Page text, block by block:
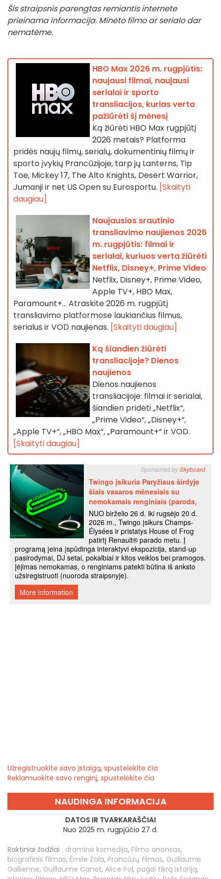
Šis straipsnis parengtas remiantis internete
prieinama informacija. Minėto filmo ar serialo dar
nematėme.
HBO Max 2026 m. rugpjūtis:
naujausi filmai, naujausi
serialai ir sporto
transliacijos, kurias verta
pažiūrėti šį mėnesį
Ką žiūrėti HBO Max rugpjūtį
2026 metais? Platforma
pridės naujų filmų, serialų, dokumentinių filmų ir
sporto įvykių Prancūzijoje, tarp jų Lanterns, Tip
Toe, Mickey 17, The Alto Knights, Desert Warrior,
Jumanji ir net US Open su Eurosportu. [Skaityti
daugiau]
Naujausios srautinio
transliavimo naujienos 2026
m. rugpjūtis: filmai ir
serialai, kuriuos verta žiūrėti
Netflix, Disney+, Prime Video
Netflix, Disney+, Prime Video,
Apple TV+, HBO Max,
Paramount+… Atraskite 2026 m. rugpjūtį
transliavimo platformose laukiančius filmus,
serialus ir VOD naujienas. [Skaityti daugiau]
Ką šiandien žiūrėti
transliacijoje? Dienos
naujienos
Dienos naujienos
transliacijoje: filmai ir serialai,
šiandien pridėti „Netflix“,
„Prime Video“, „Disney+“,
„Apple TV+“, „HBO Max“, „Paramount+“ ir VOD.
[Skaityti daugiau]
Užregistruokite savo įstaigą, spustelėkite čia
Reklamuokite savo renginį, spustelėkite čia
NAUDINGA INFORMACIJA
DATOS IR TVARKARAŠČIAI
Nuo 2025 m. rugpjūčio 27 d.
Raktiniai žodžiai : draminė komedija, Filmo anonsas,
biografinis filmas, Émile Zola, Prancūzų filmas, Guillaume
Gallienne, Guillaume Canet, Alice Pol, pagal tikrą istoriją,